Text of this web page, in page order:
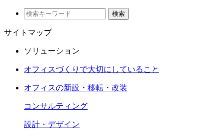
検索
サイトマップ
ソリューション
オフィスづくりで大切にしていること
オフィスの新設・移転・改装
コンサルティング
設計・デザイン